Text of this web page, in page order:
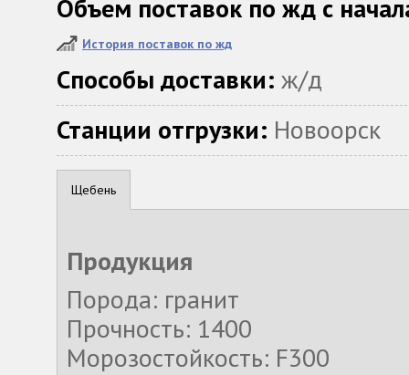
Объем поставок по жд с
История поставок по жд
Способы доставки: ж/д
Станции отгрузки: Новоорск
Щебень
Продукция
Порода: гранит
Прочность: 1400
Морозостойкость: F300